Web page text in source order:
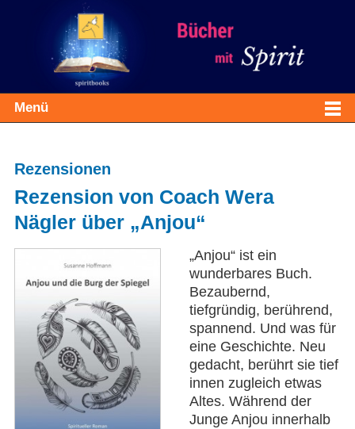
Menü
Rezensionen
Rezension von Coach Wera
Nägler über „Anjou“
„Anjou“ ist ein
wunderbares Buch.
Bezaubernd,
tiefgründig, berührend,
spannend. Und was für
eine Geschichte. Neu
gedacht, berührt sie tief
innen zugleich etwas
Altes. Während der
Junge Anjou innerhalb